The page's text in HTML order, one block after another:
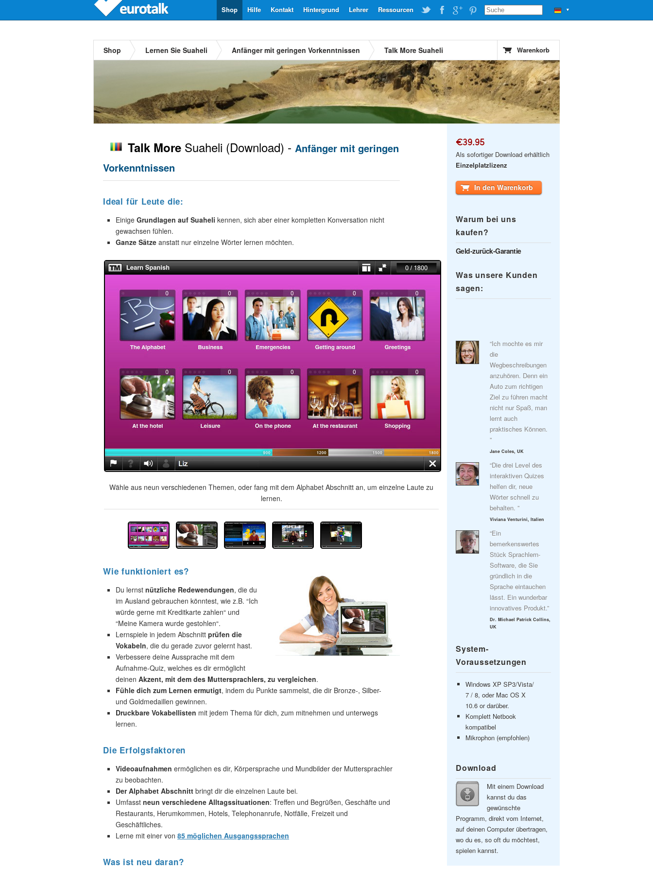
▼
Ressourcen
Lehrer
Hintergrund
Kontakt
Hilfe
Shop
Shop Lernen Sie Suaheli Anfänger mit geringen Vorkenntnissen Talk More Suaheli Warenkorb
Talk More Suaheli (Download) - Anfänger mit geringen
Vorkenntnissen
Ideal für Leute die:
Einige Grundlagen auf Suaheli kennen, sich aber einer kompletten Konversation nicht
gewachsen fühlen.
Ganze Sätze anstatt nur einzelne Wörter lernen möchten.
Wähle aus neun verschiedenen Themen, oder fang mit dem Alphabet Abschnitt an, um einzelne Laute zu
lernen.
Wie funktioniert es?
Du lernst nützliche Redewendungen, die du
im Ausland gebrauchen könntest, wie z.B. “Ich
würde gerne mit Kreditkarte zahlen“ und
“Meine Kamera wurde gestohlen“.
Lernspiele in jedem Abschnitt prüfen die
Vokabeln, die du gerade zuvor gelernt hast.
Verbessere deine Aussprache mit dem
Aufnahme-Quiz, welches es dir ermöglicht
deinen Akzent, mit dem des Muttersprachlers, zu vergleichen.
Fühle dich zum Lernen ermutigt, indem du Punkte sammelst, die dir Bronze-, Silber-
und Goldmedaillen gewinnen.
Druckbare Vokabellisten mit jedem Thema für dich, zum mitnehmen und unterwegs
lernen.
Die Erfolgsfaktoren
Videoaufnahmen ermöglichen es dir, Körpersprache und Mundbilder der Muttersprachler
zu beobachten.
Der Alphabet Abschnitt bringt dir die einzelnen Laute bei.
Umfasst neun verschiedene Alltagssituationen: Treffen und Begrüßen, Geschäfte und
Restaurants, Herumkommen, Hotels, Telephonanrufe, Notfälle, Freizeit und
Geschäftliches.
Lerne mit einer von 85 möglichen Ausgangssprachen
Was ist neu daran?
€39.95
Als sofortiger Download erhältlich
Einzelplatzlizenz
In den Warenkorb
Warum bei uns
kaufen?
Geld-zurück-Garantie
Was unsere Kunden
sagen:
“Ich mochte es mir
die
Wegbeschreibungen
anzuhören. Denn ein
Auto zum richtigen
Ziel zu führen macht
nicht nur Spaß, man
lernt auch
praktisches Können.
”
Jane Coles, UK
“Die drei Level des
interaktiven Quizes
helfen dir, neue
Wörter schnell zu
behalten. ”
Viviana Venturini, Italien
“Ein
bemerkenswertes
Stück Sprachlern-
Software, die Sie
gründlich in die
Sprache eintauchen
lässt. Ein wunderbar
innovatives Produkt.”
Dr. Michael Patrick Collins,
UK
System-
Voraussetzungen
Windows XP SP3/Vista/
7 / 8, oder Mac OS X
10.6 or darüber.
Komplett Netbook
kompatibel
Mikrophon (empfohlen)
Download
Mit einem Download
kannst du das
gewünschte
Programm, direkt vom Internet,
auf deinen Computer übertragen,
wo du es, so oft du möchtest,
spielen kannst.